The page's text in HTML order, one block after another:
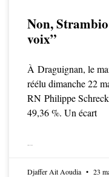
Non, Strambio
voix”
À Draguignan, le
réélu dimanche 22
RN Philippe
49,36 %. Un écart
Djaffer Ait Aoudia 23